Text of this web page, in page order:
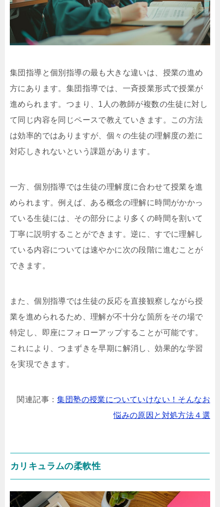
集団指導と個別指導の最も大きな違いは、授業の進め
方にあります。集団指導では、一斉授業形式で授業が
進められます。つまり、1人の教師が複数の生徒に対し
て同じ内容を同じペースで教えていきます。この方法
は効率的ではありますが、個々の生徒の理解度の差に
対応しきれないという課題があります。
一方、個別指導では生徒の理解度に合わせて授業を進
められます。例えば、ある概念の理解に時間がかかっ
ている生徒には、その部分により多くの時間を割いて
丁寧に説明することができます。逆に、すでに理解し
ている内容については速やかに次の段階に進むことが
できます。
また、個別指導では生徒の反応を直接観察しながら授
業を進められるため、理解が不十分な箇所をその場で
特定し、即座にフォローアップすることが可能です。
これにより、つまずきを早期に解消し、効果的な学習
を実現できます。
関連記事：集団塾の授業についていけない！そんなお
悩みの原因と対処方法４選
カリキュラムの柔軟性